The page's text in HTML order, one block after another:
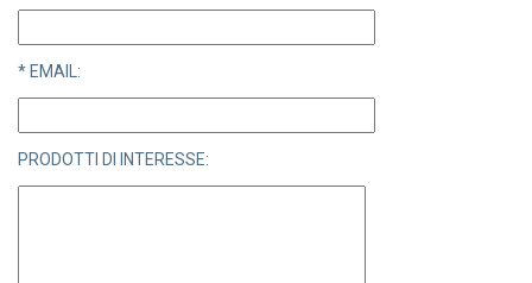
* EMAIL:
PRODOTTI DI INTERESSE: